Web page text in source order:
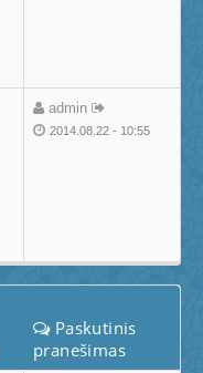
admin
2014.08.22 - 10:55
Paskutinis
pranešimas